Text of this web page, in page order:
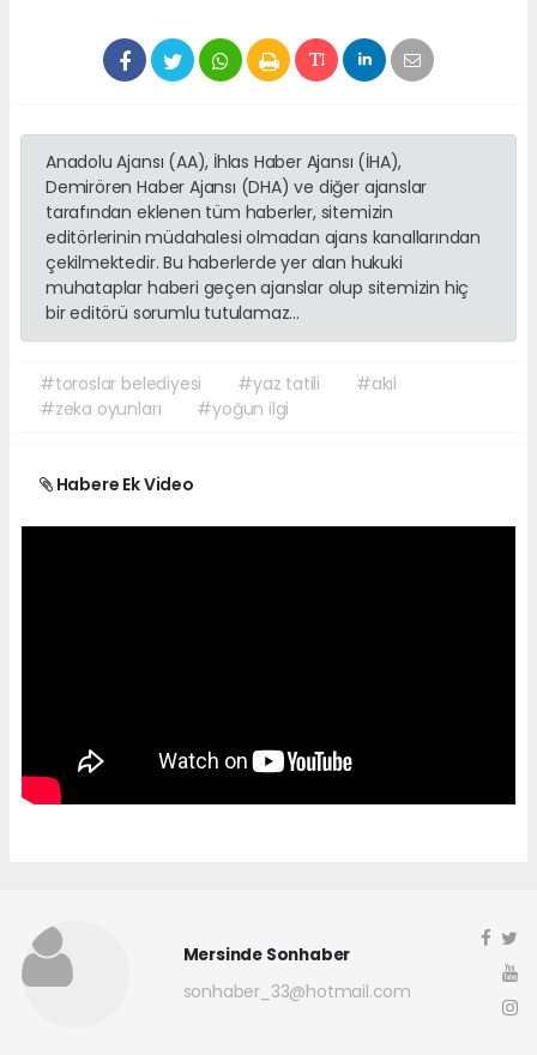
Anadolu Ajansı (AA), İhlas Haber Ajansı (İHA),
Demirören Haber Ajansı (DHA) ve diğer ajanslar
tarafından eklenen tüm haberler, sitemizin
editörlerinin müdahalesi olmadan ajans kanallarından
çekilmektedir. Bu haberlerde yer alan hukuki
muhataplar haberi geçen ajanslar olup sitemizin hiç
bir editörü sorumlu tutulamaz...
#toroslar belediyesi #yaz tatili
#akıl
#zeka oyunları
#yoğun ilgi
Habere Ek Video
Mersinde Sonhaber
sonhaber_33@hotmail.com